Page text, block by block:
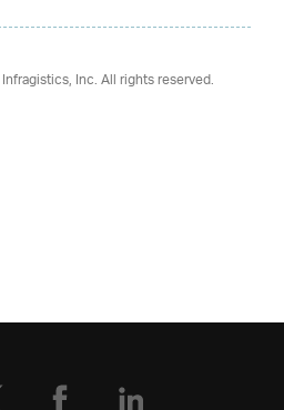
Infragistics, Inc. All rights reserved.